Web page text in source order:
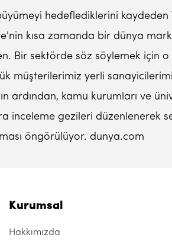
hedeflediklerini
kısa zamanda bir dünya
Bir sektörde söz söylemek
müşterilerimiz yerli
ardından, kamu kurumları ve
inceleme gezileri düzenlenerek
öngörülüyor. dunya.com
Kurumsal
Hakkımızda